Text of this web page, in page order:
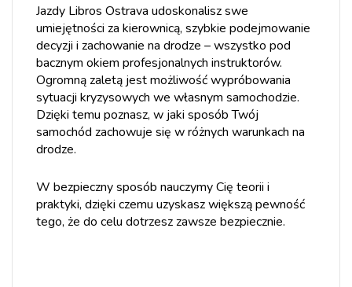
Jazdy Libros Ostrava udoskonalisz swe
umiejętności za kierownicą, szybkie podejmowanie
decyzji i zachowanie na drodze – wszystko pod
bacznym okiem profesjonalnych instruktorów.
Ogromną zaletą jest możliwość wypróbowania
sytuacji kryzysowych we własnym samochodzie.
Dzięki temu poznasz, w jaki sposób Twój
samochód zachowuje się w różnych warunkach na
drodze.
W bezpieczny sposób nauczymy Cię teorii i
praktyki, dzięki czemu uzyskasz większą pewność
tego, że do celu dotrzesz zawsze bezpiecznie.